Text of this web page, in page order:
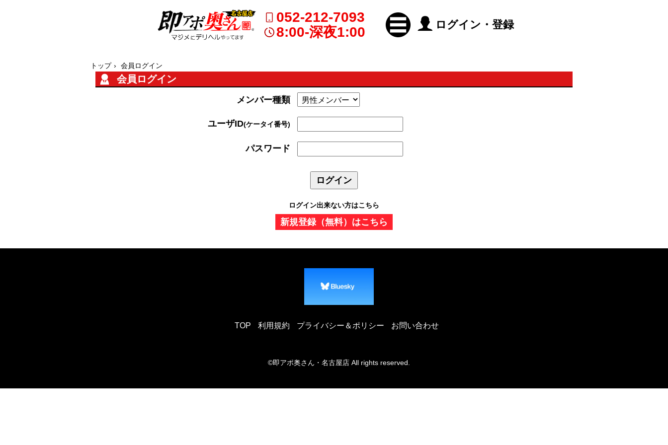
052-212-7093
8:00-深夜1:00
ログイン・登録
トップ 会員ログイン
会員ログイン
メンバー種類
ユーザID(ケータイ番号)
パスワード
ログイン出来ない方はこちら
新規登録（無料）はこちら
TOP 利用規約 プライバシー＆ポリシー お問い合わせ
©即アポ奥さん・名古屋店 All rights reserved.